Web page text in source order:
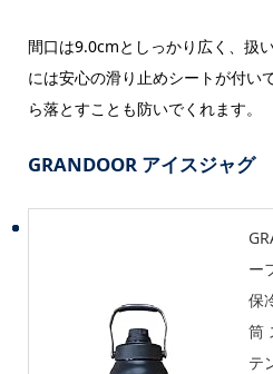
間口は9.0cmとしっかり広く、扱
には安心の滑り止めシートが付い
ら落とすことも防いでくれます。
GRANDOOR アイスジャグ
ー
保
筒
テ